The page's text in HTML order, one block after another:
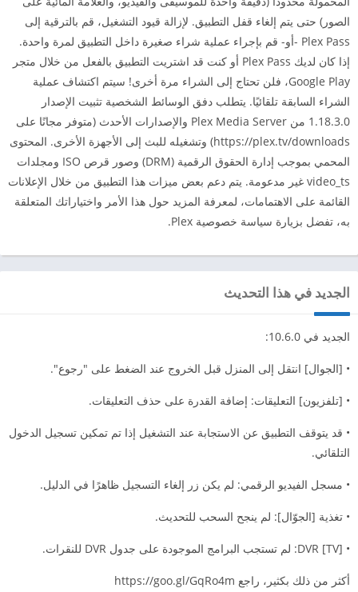
الصور) حتى يتم إلغاء قفل التطبيق. لإزالة قيود التشغيل، قم بالترقية إلى
Plex Pass -أو- قم بإجراء عملية شراء صغيرة داخل التطبيق لمرة واحدة.
إذا كان لديك Plex Pass أو كنت قد اشتريت التطبيق بالفعل من خلال متجر
Google Play، فلن تحتاج إلى الشراء مرة أخرى! سيتم اكتشاف عملية
الشراء السابقة تلقائيًا. يتطلب دفق الوسائط الشخصية تثبيت الإصدار
1.18.3.0 من Plex Media Server والإصدارات الأحدث (متوفر مجانًا على
https://plex.tv/downloads) وتشغيله للبث إلى الأجهزة الأخرى. المحتوى
المحمي بموجب إدارة الحقوق الرقمية (DRM) وصور قرص ISO ومجلدات
video_ts غير مدعومة. يتم دعم بعض ميزات هذا التطبيق من خلال الإعلانات
القائمة على الاهتمامات، لمعرفة المزيد حول هذا الأمر واختياراتك المتعلقة
به، تفضل بزيارة سياسة خصوصية Plex.
الجديد في هذا التحديث
الجديد في 10.6.0:
• [الجوال] انتقل إلى المنزل قبل الخروج عند الضغط على "رجوع".
• [تلفزيون] التعليقات: إضافة القدرة على حذف التعليقات.
• قد يتوقف التطبيق عن الاستجابة عند التشغيل إذا تم تمكين تسجيل الدخول
التلقائي.
• مسجل الفيديو الرقمي: لم يكن زر إلغاء التسجيل ظاهرًا في الدليل.
• تغذية [الجوّال]: لم ينجح السحب للتحديث.
• [TV] DVR: لم تستجب البرامج الموجودة على جدول DVR للنقرات.
أكثر من ذلك بكثير، راجع https://goo.gl/GqRo4m